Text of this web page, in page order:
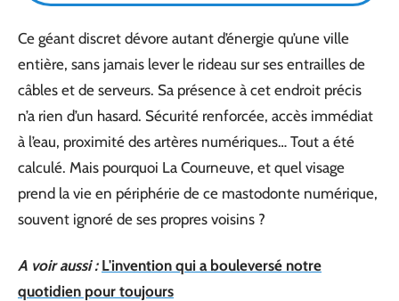
Ce géant discret dévore autant d’énergie qu’une ville
entière, sans jamais lever le rideau sur ses entrailles de
câbles et de serveurs. Sa présence à cet endroit précis
n’a rien d’un hasard. Sécurité renforcée, accès immédiat
à l’eau, proximité des artères numériques… Tout a été
calculé. Mais pourquoi La Courneuve, et quel visage
prend la vie en périphérie de ce mastodonte numérique,
souvent ignoré de ses propres voisins ?
A voir aussi : L'invention qui a bouleversé notre
quotidien pour toujours